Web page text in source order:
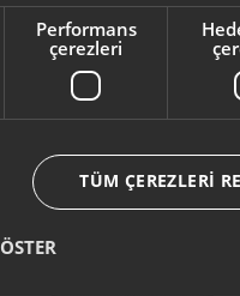
ve garanti bilgilerine kolayca
Performans
çerezleri
TÜM ÇEREZLERI